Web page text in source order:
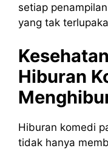
setiap
yang tak
Hiburan
Hiburan komedi
tidak hanya